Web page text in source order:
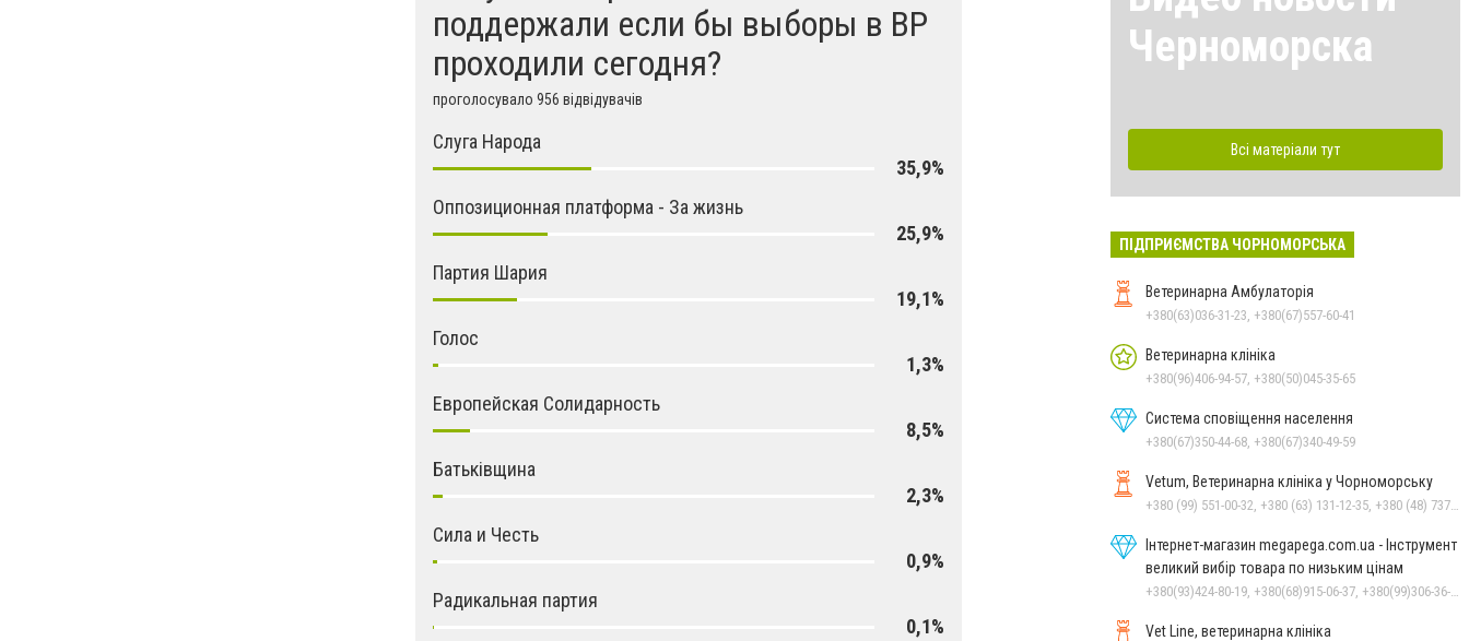
поддержали если бы выборы в ВР
проходили сегодня?
проголосувало 956 відвідувачів
Слуга Народа
35,9%
Оппозиционная платформа - За жизнь
25,9%
Партия Шария
19,1%
Голос
1,3%
Европейская Солидарность
8,5%
Батьківщина
2,3%
Сила и Честь
0,9%
Радикальная партия
0,1%
Черноморска
Всі матеріали тут
ПІДПРИЄМСТВА ЧОРНОМОРСЬКА
Ветеринарна Амбулаторія
+380(63)036-31-23, +380(67)557-60-41
Ветеринарна клініка
+380(96)406-94-57, +380(50)045-35-65
Система сповіщення населення
+380(67)350-44-68, +380(67)340-49-59
Vetum, Ветеринарна клініка у Чорноморську
Інтернет-магазин megapega.com.ua - Інструмент
великий вибір товара по низьким цінам
Vet Line, ветеринарна клініка